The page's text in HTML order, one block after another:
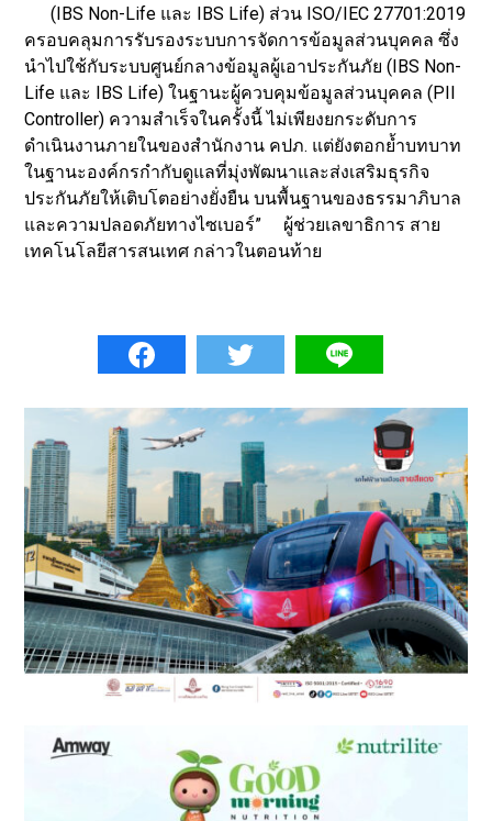
(IBS Non-Life และ IBS Life) ส่วน ISO/IEC 27701:2019
ครอบคลุมการรับรองระบบการจัดการข้อมูลส่วนบุคคล ซึ่ง
นำไปใช้กับระบบศูนย์กลางข้อมูลผู้เอาประกันภัย (IBS Non-
Life และ IBS Life) ในฐานะผู้ควบคุมข้อมูลส่วนบุคคล (PII
Controller) ความสำเร็จในครั้งนี้ ไม่เพียงยกระดับการ
ดำเนินงานภายในของสำนักงาน คปภ. แต่ยังตอกย้ำบทบาท
ในฐานะองค์กรกำกับดูแลที่มุ่งพัฒนาและส่งเสริมธุรกิจ
ประกันภัยให้เติบโตอย่างยั่งยืน บนพื้นฐานของธรรมาภิบาล
และความปลอดภัยทางไซเบอร์” ผู้ช่วยเลขาธิการ สาย
เทคโนโลยีสารสนเทศ กล่าวในตอนท้าย